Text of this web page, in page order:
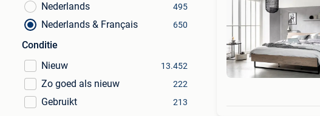
Nederlands 495
Nederlands & Français 650
Conditie
Nieuw
13.452
Zo goed als nieuw 222
Gebruikt 213